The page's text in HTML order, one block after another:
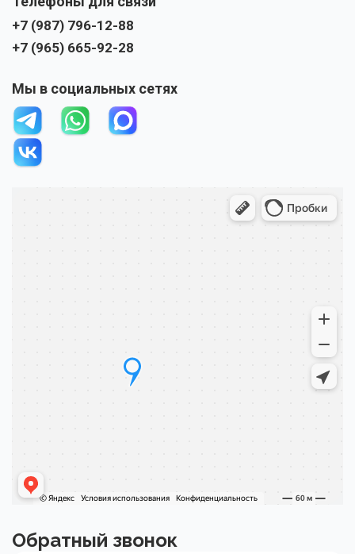
+7 (987) 796-12-88
+7 (965) 665-92-28
Мы в социальных сетях
Обратный звонок